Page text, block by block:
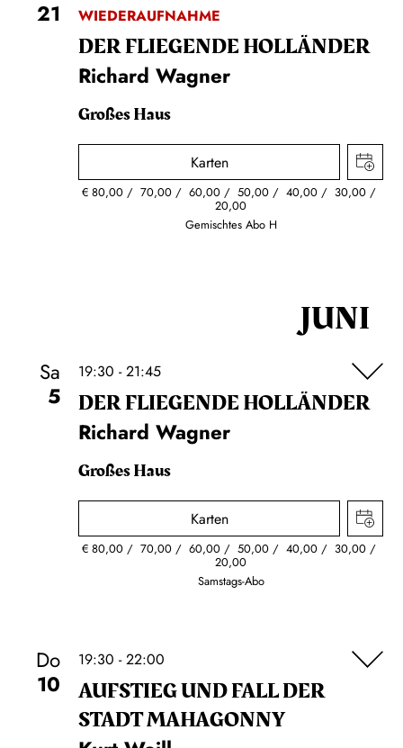
21
WIEDERAUFNAHME
DER FLIE­GEN­DE HOL­LÄN­DER
Richard Wagner
Großes Haus
Karten
€80,00 70,00 60,00 50,00 40,00 30,00
20,00
Gemischtes Abo H
JUNI
Sa
5
19:30 - 21:45
DER FLIE­GEN­DE HOL­LÄN­DER
Richard Wagner
Großes Haus
Karten
€80,00 70,00 60,00 50,00 40,00 30,00
20,00
Samstags-Abo
Do
10
19:30 - 22:00
AUFSTIEG UND FALL DER
STADT MAHAGONNY